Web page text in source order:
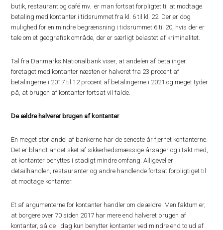
butik, restaurant og café mv. er man fortsat forpligtet til at modtage
betaling med kontanter i tidsrummet fra kl. 6 til kl. 22. Der er dog
mulighed for en mindre begrænsning i tidsrummet 6 til 20, hvis der er
tale om et geografisk område, der er særligt belastet af kriminalitet.
Tal fra Danmarks Nationalbank viser, at andelen af betalinger
foretaget med kontanter næsten er halveret fra 23 procent af
betalingerne i 2017 til 12 procent af betalingerne i 2021 og meget tyder
på, at brugen af kontanter fortsat vil falde.
De ældre halverer brugen af kontanter
En meget stor andel af bankerne har de seneste år fjernet kontanterne.
Det er blandt andet sket af sikkerhedsmæssige årsager og i takt med,
at kontanter benyttes i stadigt mindre omfang. Alligevel er
detailhandlen, restauranter og andre handlende fortsat forpligtiget til
at modtage kontanter.
Et af argumenterne for kontanter handler om de ældre. Men faktum er,
at borgere over 70 siden 2017 har mere end halveret brugen af
kontanter, så de i dag kun benytter kontanter ved mindre end to ud af